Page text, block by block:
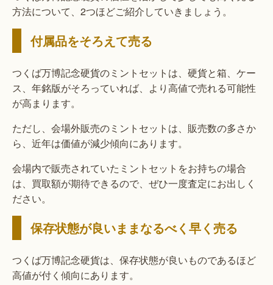
方法について、2つほどご紹介していきましょう。
付属品をそろえて売る
つくば万博記念硬貨のミントセットは、硬貨と箱、ケー
ス、年銘版がそろっていれば、より高値で売れる可能性
が高まります。
ただし、会場外販売のミントセットは、販売数の多さか
ら、近年は価値が減少傾向にあります。
会場内で販売されていたミントセットをお持ちの場合
は、買取額が期待できるので、ぜひ一度査定にお出しく
ださい。
保存状態が良いままなるべく早く売る
つくば万博記念硬貨は、保存状態が良いものであるほど
高値が付く傾向にあります。